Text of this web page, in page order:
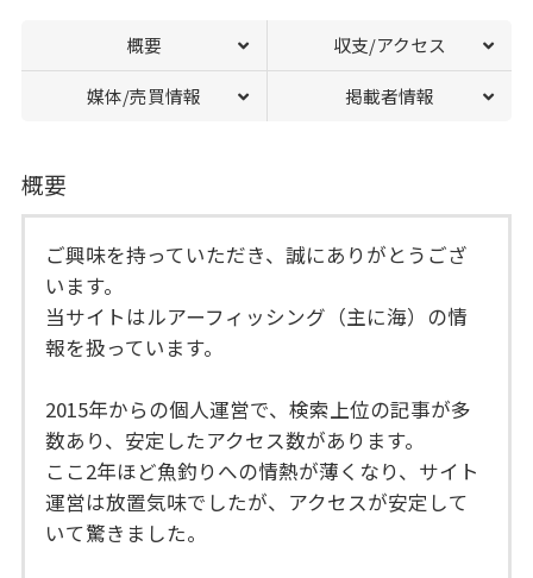
概要 収支/アクセス
媒体/売買情報 掲載者情報
概要
ご興味を持っていただき、誠にありがとうござ
います。
当サイトはルアーフィッシング（主に海）の情
報を扱っています。
2015年からの個人運営で、検索上位の記事が多
数あり、安定したアクセス数があります。
ここ2年ほど魚釣りへの情熱が薄くなり、サイト
運営は放置気味でしたが、アクセスが安定して
いて驚きました。